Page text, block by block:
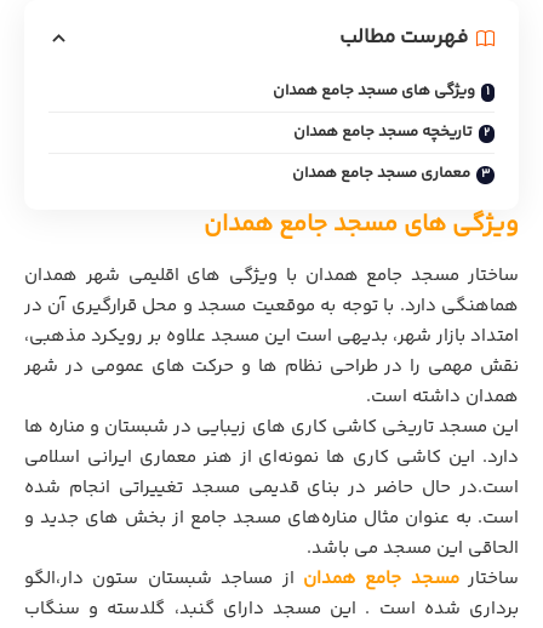
فهرست مطالب
ویژگی های مسجد جامع همدان
تاریخچه مسجد جامع همدان
معماری مسجد جامع همدان
ویژگی های مسجد جامع همدان
ساختار مسجد جامع همدان با ویژگی های اقلیمی شهر همدان
هماهنگی دارد. با توجه به موقعیت مسجد و محل قرارگیری آن در
امتداد بازار شهر، بدیهی است این مسجد علاوه بر رویکرد مذهبی،
نقش مهمی را در طراحی نظام ها و حرکت های عمومی در شهر
همدان داشته است.
این مسجد تاریخی کاشی کاری های زیبایی در شبستان و مناره ها
دارد. این کاشی کاری ها نمونه‌ای از هنر معماری ایرانی اسلامی
است.در حال حاضر در بنای قدیمی مسجد تغییراتی انجام شده
است. به عنوان مثال مناره‌های مسجد جامع از بخش های جدید و
الحاقی این مسجد می باشد.
ساختارمسجد جامع همدان از مساجد شبستان ستون دار،الگو
برداری شده است . این مسجد دارای گنبد، گلدسته و سنگاب